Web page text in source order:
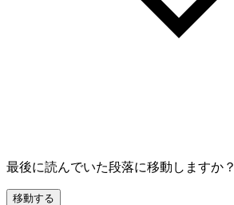
最後に読んでいた段落に移動しますか？
移動する